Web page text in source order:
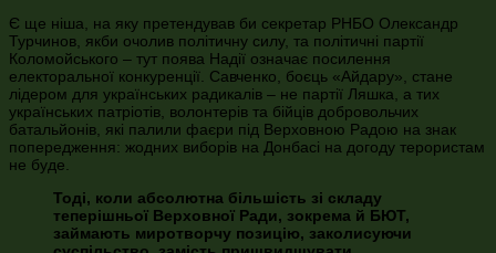
Є ще ніша, на яку претендував би секретар РНБО Олександр
Турчинов, якби очолив політичну силу, та політичні партії
Коломойського – тут поява Надії означає посилення
електоральної конкуренції. Савченко, боєць «Айдару», стане
лідером для українських радикалів – не партії Ляшка, а тих
українських патріотів, волонтерів та бійців добровольчих
батальйонів, які палили фаєри під Верховною Радою на знак
попередження: жодних виборів на Донбасі на догоду терористам
не буде.
Тоді, коли абсолютна більшість зі складу
теперішньої Верховної Ради, зокрема й БЮТ,
займають миротворчу позицію, заколисуючи